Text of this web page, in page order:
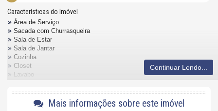
Características do Imóvel
Área de Serviço
Sacada com Churrasqueira
Sala de Estar
Sala de Jantar
Cozinha
Closet
Lavabo
Sala de Jogos
Continuar Lendo...
Mais informações sobre este imóvel